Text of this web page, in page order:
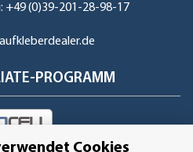
+49 (0)39-201-28-98-17
PROGRAMM
Cookies